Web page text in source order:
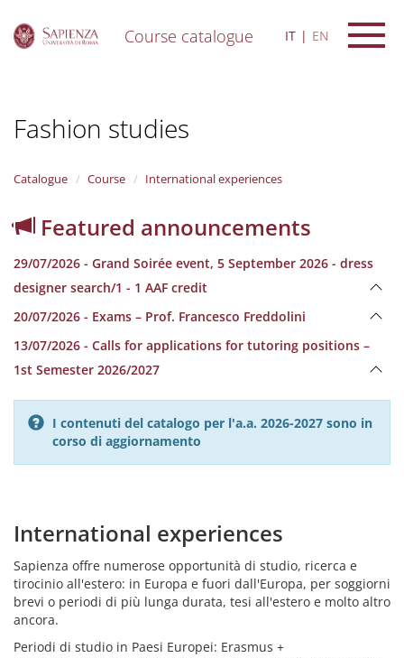
Course catalogue IT EN
Fashion studies
Catalogue Course International experiences
Featured announcements
29/07/2026 - Grand Soirée event, 5 September 2026 - dress
designer search/1 - 1 AAF credit
20/07/2026 - Exams – Prof. Francesco Freddolini
13/07/2026 - Calls for applications for tutoring positions –
1st Semester 2026/2027
I contenuti del catalogo per l'a.a. 2026-2027 sono in
corso di aggiornamento
International experiences
Sapienza offre numerose opportunità di studio, ricerca e
tirocinio all'estero: in Europa e fuori dall'Europa, per soggiorni
brevi o periodi di più lunga durata, tesi all'estero e molto altro
ancora.
Periodi di studio in Paesi Europei: Erasmus +